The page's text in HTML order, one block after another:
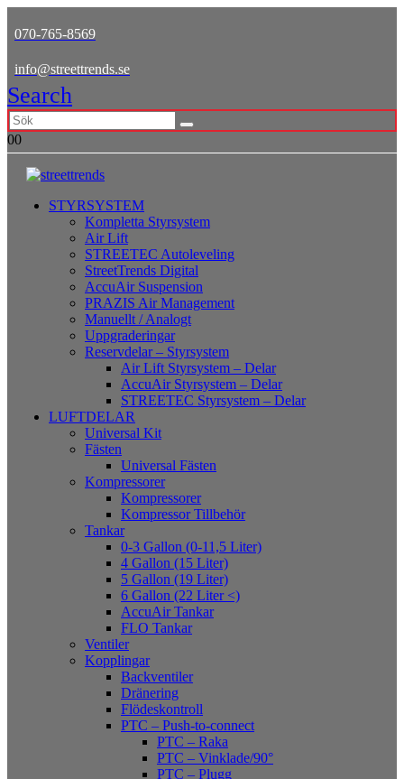
070-765-8569
info@streettrends.se
Search
00
STYRSYSTEM
Kompletta Styrsystem
Air Lift
STREETEC Autoleveling
StreetTrends Digital
AccuAir Suspension
PRAZIS Air Management
Manuellt / Analogt
Uppgraderingar
Reservdelar – Styrsystem
Air Lift Styrsystem – Delar
AccuAir Styrsystem – Delar
STREETEC Styrsystem – Delar
LUFTDELAR
Universal Kit
Fästen
Universal Fästen
Kompressorer
Kompressorer
Kompressor Tillbehör
Tankar
0-3 Gallon (0-11,5 Liter)
4 Gallon (15 Liter)
5 Gallon (19 Liter)
6 Gallon (22 Liter <)
AccuAir Tankar
FLO Tankar
Ventiler
Kopplingar
Backventiler
Dränering
Flödeskontroll
PTC – Push-to-connect
PTC – Raka
PTC – Vinklade/90°
PTC – Plugg